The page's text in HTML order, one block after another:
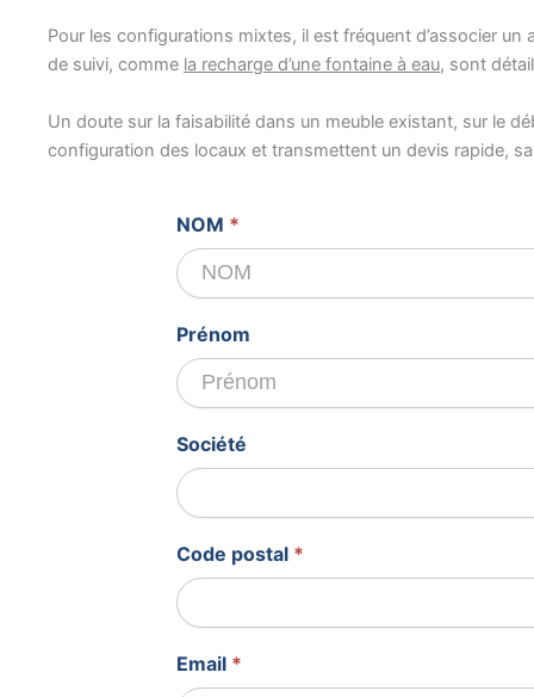
Pour les configurations mixtes, il est fréquent d’associer
de suivi, comme la recharge d’une fontaine à eau, sont
Un doute sur la faisabilité dans un meuble existant, sur le
configuration des locaux et transmettent un devis rapide,
Devis
gratuit
NOM *
Prénom
Société
Code postal *
Email *